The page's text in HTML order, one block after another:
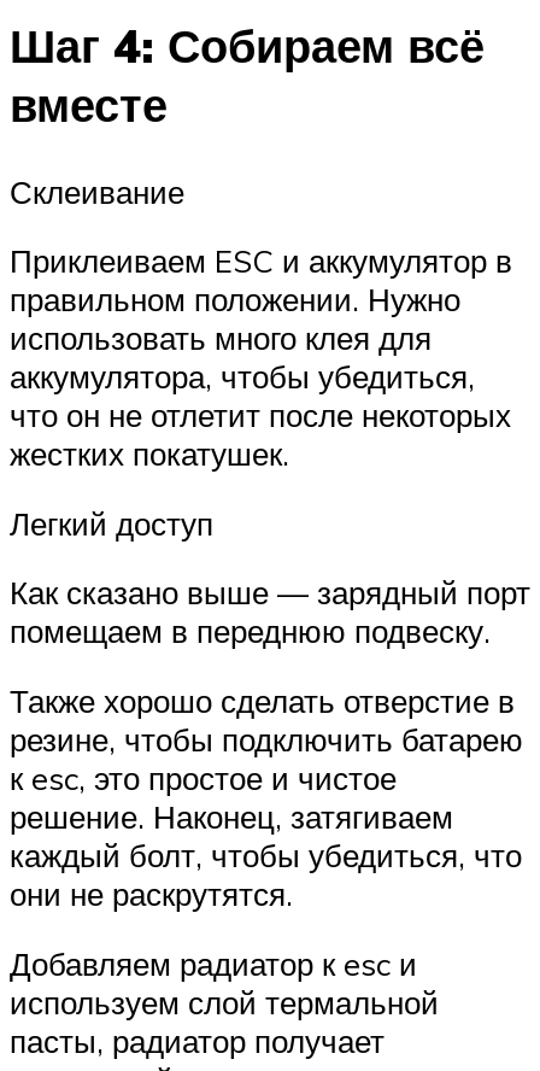
Шаг 4: Собираем всё
вместе
Склеивание
Приклеиваем ESC и аккумулятор в
правильном положении. Нужно
использовать много клея для
аккумулятора, чтобы убедиться,
что он не отлетит после некоторых
жестких покатушек.
Легкий доступ
Как сказано выше — зарядный порт
помещаем в переднюю подвеску.
Также хорошо сделать отверстие в
резине, чтобы подключить батарею
к esc, это простое и чистое
решение. Наконец, затягиваем
каждый болт, чтобы убедиться, что
они не раскрутятся.
Добавляем радиатор к esc и
используем слой термальной
пасты, радиатор получает